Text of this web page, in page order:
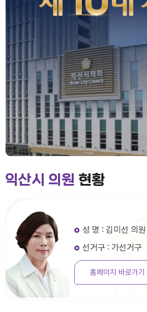
익산시 의원 현황
성 명 : 김미선 의원
선거구 : 가선거구
홈페이지 바로가기